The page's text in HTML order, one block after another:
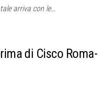
arriva con le…
di Cisco Roma-